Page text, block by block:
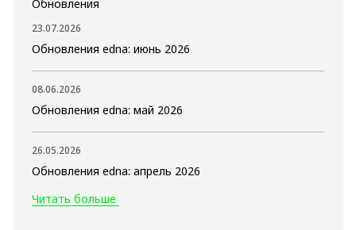
Обновления
23.07.2026
Обновления edna: июнь 2026
08.06.2026
Обновления edna: май 2026
26.05.2026
Обновления edna: апрель 2026
Читать больше